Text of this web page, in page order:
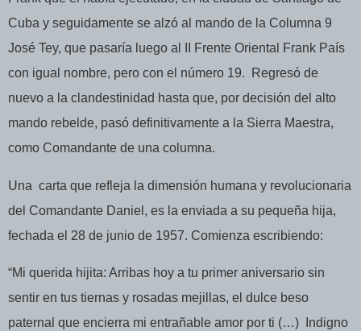
Cuba y seguidamente se alzó al mando de la Columna 9
José Tey, que pasaría luego al II Frente Oriental Frank País
con igual nombre, pero con el número 19.
Regresó de
nuevo a la clandestinidad hasta que, por decisión del alto
mando rebelde, pasó definitivamente a la Sierra Maestra,
como Comandante de una columna.
Una carta que refleja la dimensión humana y revolucionaria
del Comandante Daniel, es la enviada a su pequeña hija,
fechada el 28 de junio de 1957. Comienza escribiendo:
“Mi querida hijita: Arribas hoy a tu primer aniversario sin
sentir en tus tiernas y rosadas mejillas, el dulce beso
paternal que encierra mi entrañable amor por ti (…)
Indigno